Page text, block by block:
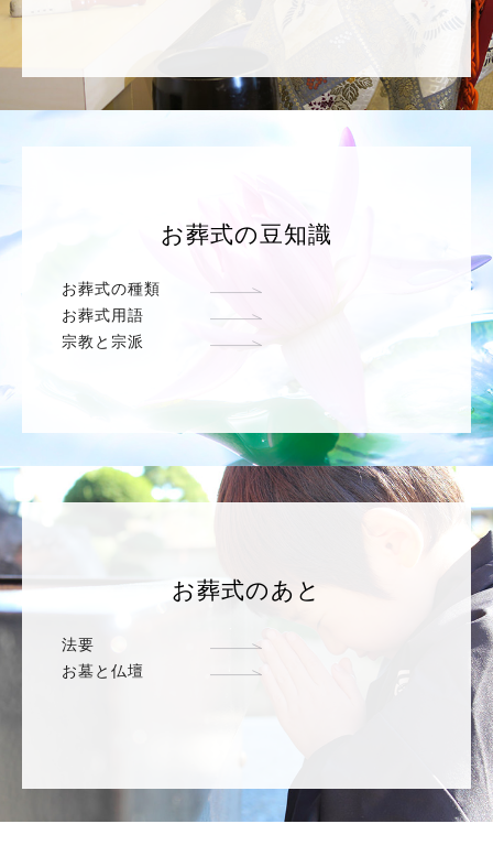
お葬式の豆知識
お葬式の種類
お葬式用語
宗教と宗派
お葬式のあと
法要
お墓と仏壇